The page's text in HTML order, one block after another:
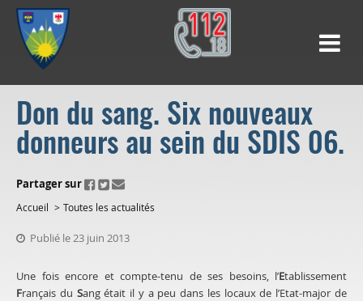
Don du sang. Six nouveaux
donneurs au sein du SDIS 06.
ui.fo.accessibility.echappement.partage
Partager sur
Accueil Toutes les actualités
Publié le 23 juin 2013
Une fois encore et compte-tenu de ses besoins, l’Etablissement
Français du Sang était il y a peu dans les locaux de l’Etat-major de